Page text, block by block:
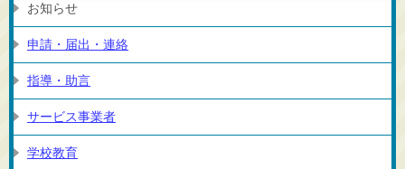
お知らせ
申請・届出・連絡
指導・助言
サービス事業者
学校教育